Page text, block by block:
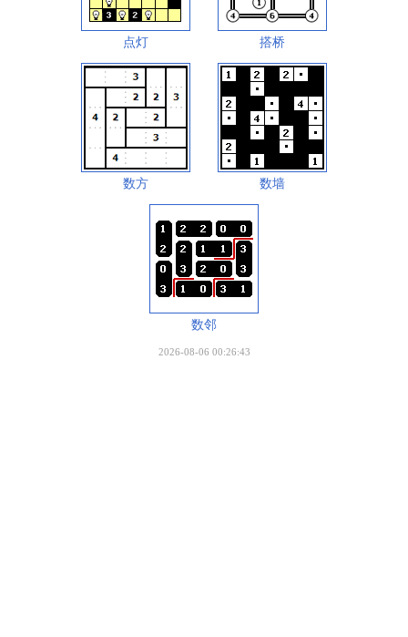
点灯 搭桥
数方 数墙
数邻
2026-08-06 00:26:43